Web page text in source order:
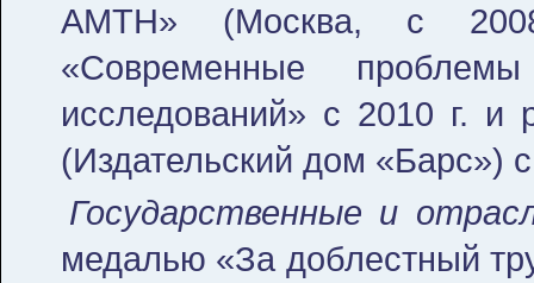
АМТН» (Москва, с
«Современные
исследований» с 2010 г. и
(Издательский дом «Барс») с
Государственные и
медалью «За доблестный